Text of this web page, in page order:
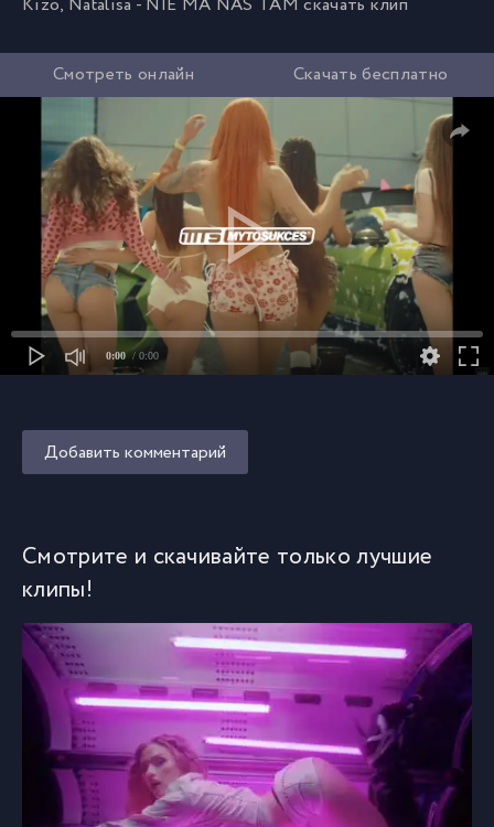
Смотреть онлайн Скачать бесплатно
0:00 / 0:00
Добавить комментарий
Смотрите и скачивайте только лучшие
клипы!